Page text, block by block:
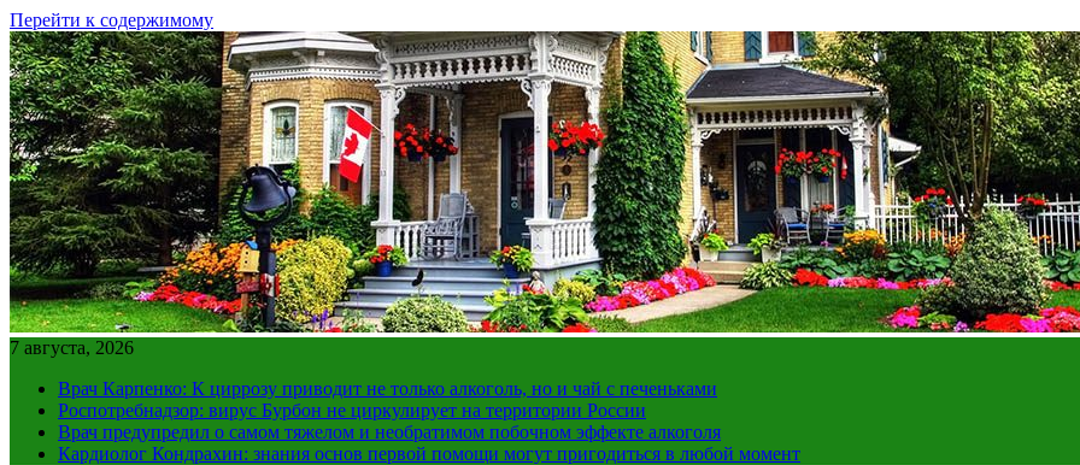
Перейти к содержимому
7 августа, 2026
Врач Карпенко: К циррозу приводит не только алкоголь, но и чай с печеньками
Роспотребнадзор: вирус Бурбон не циркулирует на территории России
Врач предупредил о самом тяжелом и необратимом побочном эффекте алкоголя
Кардиолог Кондрахин: знания основ первой помощи могут пригодиться в любой момент